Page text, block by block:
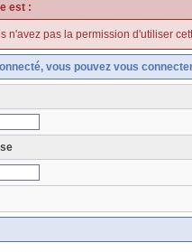
est :
n'avez pas la permission d'utiliser
vous pouvez vous